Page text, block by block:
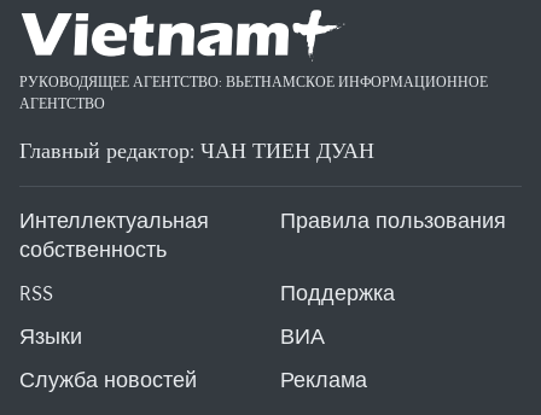
РУКОВОДЯЩЕЕ АГЕНТСТВО: ВЬЕТНАМСКОЕ ИНФОРМАЦИОННОЕ
АГЕНТСТВО
Главный редактор: ЧАН ТИЕН ДУАН
Интеллектуальная
собственность
Правила пользования
RSS
Поддержка
Языки
ВИА
Служба новостей
Реклама